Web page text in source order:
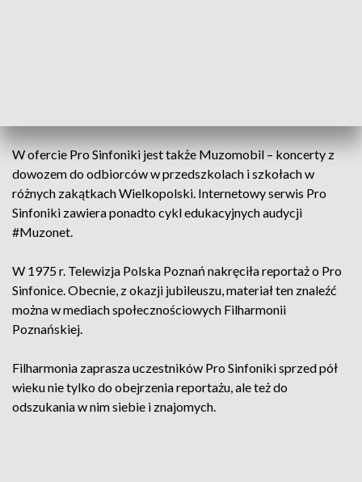
W ofercie Pro Sinfoniki jest także Muzomobil – koncerty z
dowozem do odbiorców w przedszkolach i szkołach w
różnych zakątkach Wielkopolski. Internetowy serwis Pro
Sinfoniki zawiera ponadto cykl edukacyjnych audycji
#Muzonet.
W 1975 r. Telewizja Polska Poznań nakręciła reportaż o Pro
Sinfonice. Obecnie, z okazji jubileuszu, materiał ten znaleźć
można w mediach społecznościowych Filharmonii
Poznańskiej.
Filharmonia zaprasza uczestników Pro Sinfoniki sprzed pół
wieku nie tylko do obejrzenia reportażu, ale też do
odszukania w nim siebie i znajomych.